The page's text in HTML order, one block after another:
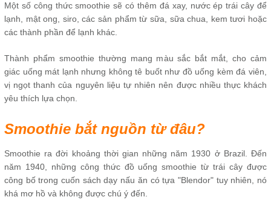
Một số công thức smoothie sẽ có thêm đá xay, nước ép trái cây để
lạnh, mật ong, siro, các sản phẩm từ sữa, sữa chua, kem tươi hoặc
các thành phần để lạnh khác.
Thành phẩm smoothie thường mang màu sắc bắt mắt, cho cảm
giác uống mát lạnh nhưng không tê buốt như đồ uống kèm đá viên,
vị ngọt thanh của nguyên liệu tự nhiên nên được nhiều thực khách
yêu thích lựa chọn.
Smoothie bắt nguồn từ đâu?
Smoothie ra đời khoảng thời gian những năm 1930 ở Brazil. Đến
năm 1940, những công thức đồ uống smoothie từ trái cây được
công bố trong cuốn sách dạy nấu ăn có tựa "Blendor" tuy nhiên, nó
khá mơ hồ và không được chú ý đến.